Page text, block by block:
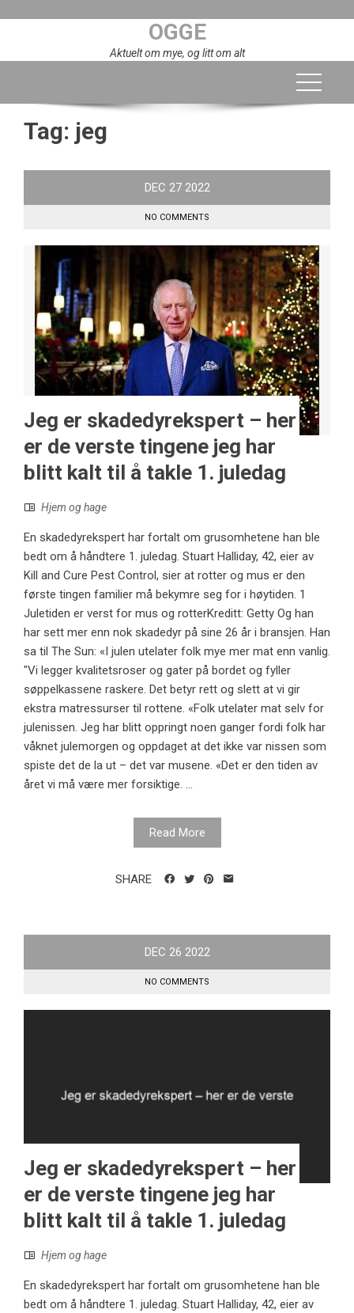
OGGE
Aktuelt om mye, og litt om alt
Tag: jeg
DEC 27 2022
NO COMMENTS
Jeg er skadedyrekspert – her
er de verste tingene jeg har
blitt kalt til å takle 1. juledag
Hjem og hage
En skadedyrekspert har fortalt om grusomhetene han ble
bedt om å håndtere 1. juledag. Stuart Halliday, 42, eier av
Kill and Cure Pest Control, sier at rotter og mus er den
første tingen familier må bekymre seg for i høytiden. 1
Juletiden er verst for mus og rotterKreditt: Getty Og han
har sett mer enn nok skadedyr på sine 26 år i bransjen. Han
sa til The Sun: «I julen utelater folk mye mer mat enn vanlig.
"Vi legger kvalitetsroser og gater på bordet og fyller
søppelkassene raskere. Det betyr rett og slett at vi gir
ekstra matressurser til rottene. «Folk utelater mat selv for
julenissen. Jeg har blitt oppringt noen ganger fordi folk har
våknet julemorgen og oppdaget at det ikke var nissen som
spiste det de la ut – det var musene. «Det er den tiden av
året vi må være mer forsiktige. ...
Read More
SHARE
DEC 26 2022
NO COMMENTS
Jeg er skadedyrekspert – her
er de verste tingene jeg har
blitt kalt til å takle 1. juledag
Hjem og hage
En skadedyrekspert har fortalt om grusomhetene han ble
bedt om å håndtere 1. juledag. Stuart Halliday, 42, eier av